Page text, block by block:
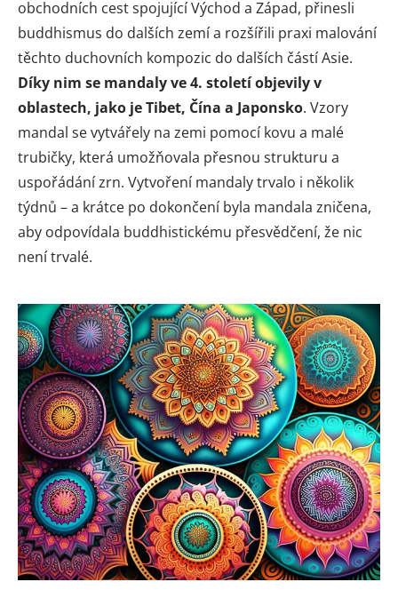
obchodních cest spojující Východ a Západ, přinesli
buddhismus do dalších zemí a rozšířili praxi malování
těchto duchovních kompozic do dalších částí Asie.
Díky nim se mandaly ve 4. století objevily v
oblastech, jako je Tibet, Čína a Japonsko. Vzory
mandal se vytvářely na zemi pomocí kovu a malé
trubičky, která umožňovala přesnou strukturu a
uspořádání zrn. Vytvoření mandaly trvalo i několik
týdnů – a krátce po dokončení byla mandala zničena,
aby odpovídala buddhistickému přesvědčení, že nic
není trvalé.